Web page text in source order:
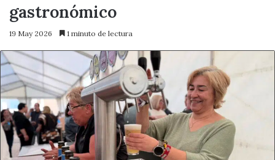
gastronómico
19 May 2026 1 minuto de lectura